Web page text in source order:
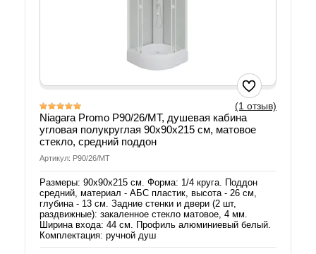
(1 отзыв)
Niagara Promo P90/26/MT, душевая кабина
угловая полукруглая 90х90х215 см, матовое
стекло, средний поддон
Артикул: P90/26/MT
Размеры: 90х90х215 см. Форма: 1/4 круга. Поддон
средний, материал - АБС пластик, высота - 26 см,
глубина - 13 см. Задние стенки и двери (2 шт,
раздвижные): закаленное стекло матовое, 4 мм.
Ширина входа: 44 см. Профиль алюминиевый белый.
Комплектация: ручной душ